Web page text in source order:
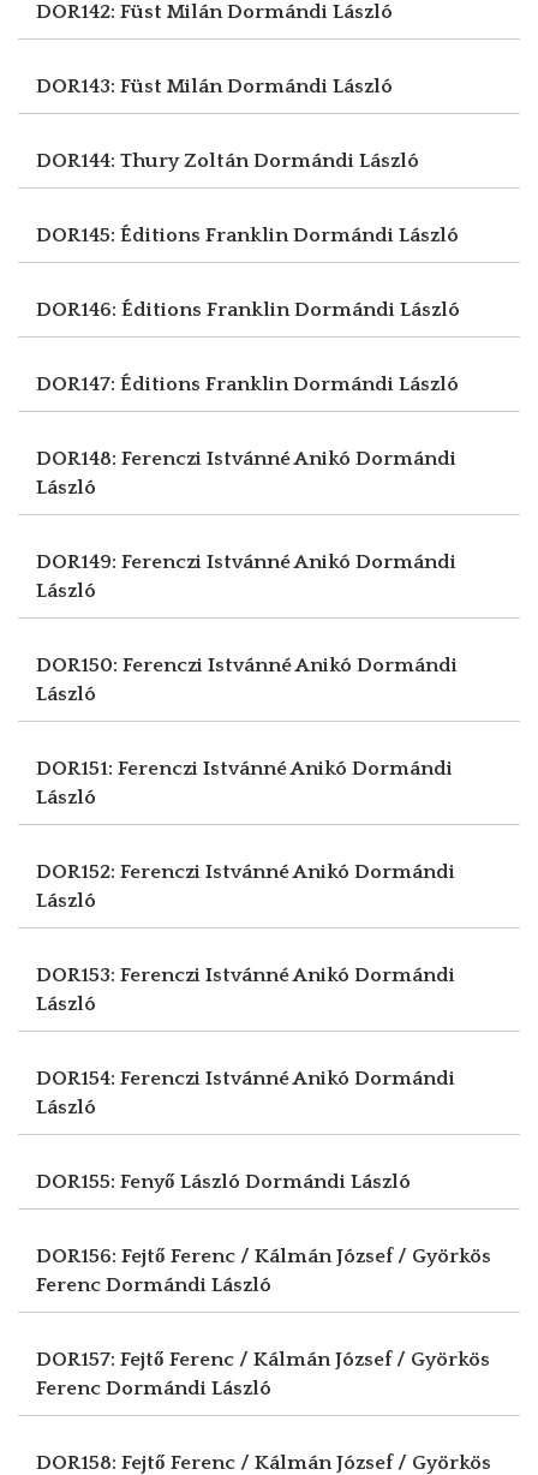
DOR142: Füst MilánDormándi László
DOR143: Füst MilánDormándi László
DOR144: Thury ZoltánDormándi László
DOR145: Éditions FranklinDormándi László
DOR146: Éditions FranklinDormándi László
DOR147: Éditions FranklinDormándi László
DOR148: Ferenczi Istvánné Anikó Dormándi
László
DOR149: Ferenczi Istvánné Anikó Dormándi
László
DOR150: Ferenczi Istvánné Anikó Dormándi
László
DOR151: Ferenczi Istvánné Anikó Dormándi
László
DOR152: Ferenczi Istvánné Anikó Dormándi
László
DOR153: Ferenczi Istvánné Anikó Dormándi
László
DOR154: Ferenczi Istvánné Anikó Dormándi
László
DOR155: Fenyő László Dormándi László
DOR156: Fejtő Ferenc / Kálmán József / Györkös
Ferenc Dormándi László
DOR157: Fejtő Ferenc / Kálmán József / Györkös
Ferenc Dormándi László
DOR158: Fejtő Ferenc / Kálmán József / Györkös